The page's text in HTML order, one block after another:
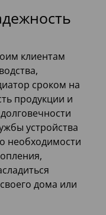
клиентам
сроком на
продукции и
устройства
необходимости
дома или